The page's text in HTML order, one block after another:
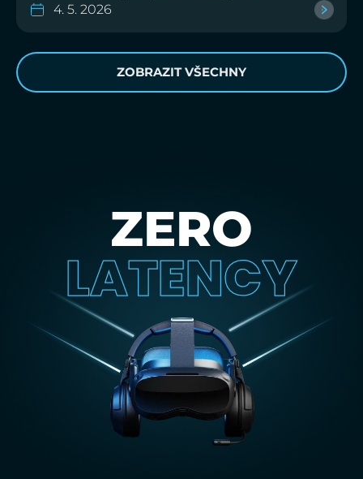
4. 5. 2026
ZOBRAZIT VŠECHNY
ZERO
LATENCY